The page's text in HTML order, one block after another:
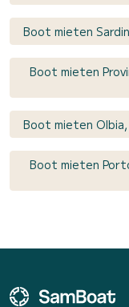
Boot mieten
Boot mieten
Boot mieten
Boot mieten